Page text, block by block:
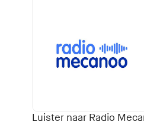
Luister naar Radio